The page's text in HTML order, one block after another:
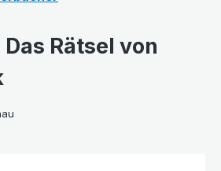
Rätsel von